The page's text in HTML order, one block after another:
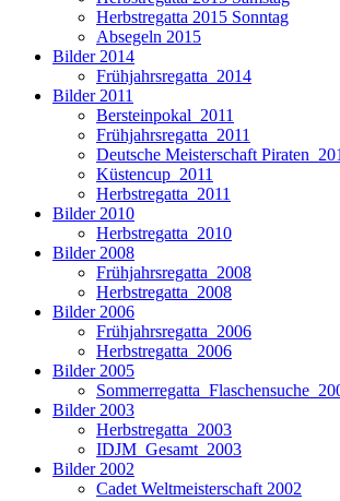
Herbstregatta 2015 Sonntag
Absegeln 2015
Bilder 2014
Frühjahrsregatta_2014
Bilder 2011
Bersteinpokal_2011
Frühjahrsregatta_2011
Deutsche Meisterschaft
Küstencup_2011
Herbstregatta_2011
Bilder 2010
Herbstregatta_2010
Bilder 2008
Frühjahrsregatta_2008
Herbstregatta_2008
Bilder 2006
Frühjahrsregatta_2006
Herbstregatta_2006
Bilder 2005
Bilder 2003
Herbstregatta_2003
IDJM_Gesamt_2003
Bilder 2002
Cadet Weltmeisterschaft 2002